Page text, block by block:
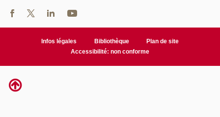
Infos légales Bibliothèque
Plan de site
Accessibilité: non conforme